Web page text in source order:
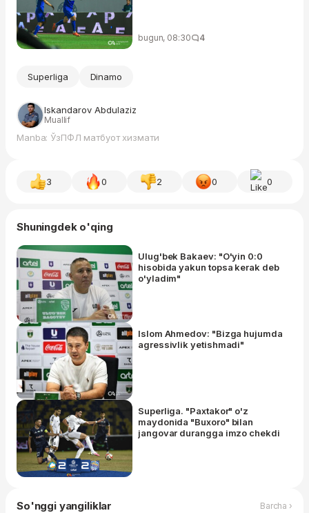
bugun, 08:30 4
Superliga Dinamo
Iskandarov Abdulaziz
Muallif
Manba: ЎзПФЛ матбуот хизмати
3 0 2 0 0
Shuningdek o'qing
Ulug'bek Bakaev: "O'yin 0:0
hisobida yakun topsa kerak deb
o'yladim"
Islom Ahmedov: "Bizga hujumda
agressivlik yetishmadi"
Superliga. "Paxtakor" o'z
maydonida "Buxoro" bilan
jangovar durangga imzo chekdi
So'nggi yangiliklar Barcha ›